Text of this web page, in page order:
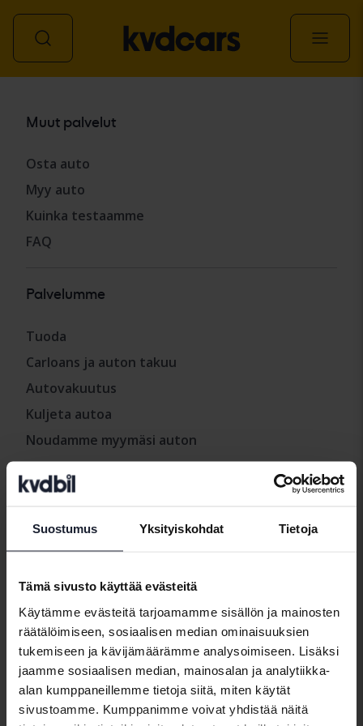
Suostumus Yksityiskohdat Tietoja
Tämä sivusto käyttää evästeitä
Käytämme evästeitä tarjoamamme sisällön ja mainosten
räätälöimiseen, sosiaalisen median ominaisuuksien
tukemiseen ja kävijämäärämme analysoimiseen. Lisäksi
jaamme sosiaalisen median, mainosalan ja analytiikka-
alan kumppaneillemme tietoja siitä, miten käytät
sivustoamme. Kumppanimme voivat yhdistää näitä
Muut palvelut
Osta auto
Myy auto
Kuinka testaamme
FAQ
Palvelumme
Tuoda
Carloans ja auton takuu
Autovakuutus
Kuljeta autoa
Noudamme myymäsi auton
Tietoja Kvdcarista
Ota meihin yhteyttä
Meidän uutishuone
Käytännöt ja ehdot
Meidän käyttöehdot
Käytäntö